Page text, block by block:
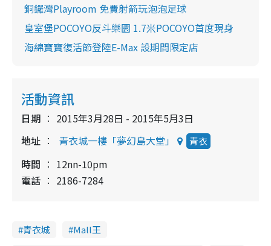
銅鑼灣Playroom 免費射箭玩泡泡足球
皇室堡POCOYO反斗樂園 1.7米POCOYO首度現身
海綿寶寶復活節登陸E-Max 設期間限定店
活動資訊
日期
2015年3月28日 - 2015年5月3日
地址
青衣城一樓「夢幻島大堂」 青衣
時間
12nn-10pm
電話
2186-7284
青衣城 Mall王